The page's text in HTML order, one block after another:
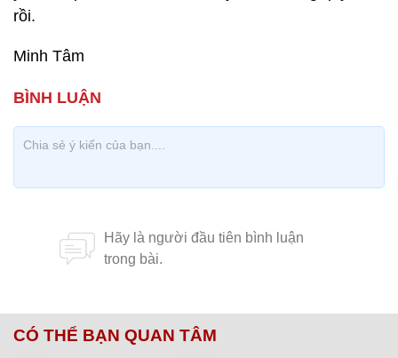
rồi.
Minh Tâm
CÓ THỂ BẠN QUAN TÂM